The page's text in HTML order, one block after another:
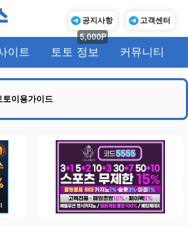
공지사항
5,000P
고객센터
이트 토토 정보 커뮤니티
토이용가이드